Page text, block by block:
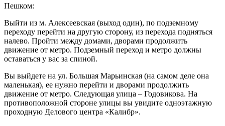
Пешком:
Выйти из м. Алексеевская (выход один), по подземному
переходу перейти на другую сторону, из перехода подняться
налево. Пройти между домами, дворами продолжить
движение от метро. Подземный переход и метро должны
оставаться у вас за спиной.
Вы выйдете на ул. Большая Марьинская (на самом деле она
маленькая), ее нужно перейти и дворами продолжить
движение от метро. Следующая улица – Годовикова. На
противоположной стороне улицы вы увидите одноэтажную
проходную Делового центра «Калибр».